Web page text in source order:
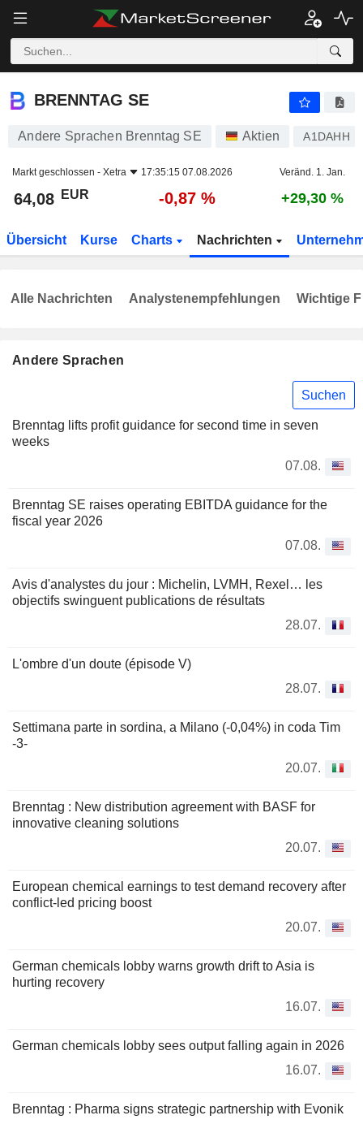
BRENNTAG SE
BRENNTAG SE
Andere Sprachen Brenntag SE Aktien A1DAHH
Markt geschlossen - Xetra 17:35:15 07.08.2026 Veränd. 1. Jan.
64,08 EUR -0,87 % +29,30 %
Übersicht Kurse Charts Nachrichten
Andere Sprachen
Suchen
Brenntag lifts profit guidance for second time in seven
weeks
07.08.
Brenntag SE raises operating EBITDA guidance for the
fiscal year 2026
07.08.
Avis d'analystes du jour : Michelin, LVMH, Rexel… les
objectifs swinguent publications de résultats
28.07.
L'ombre d'un doute (épisode V)
28.07.
Settimana parte in sordina, a Milano (-0,04%) in coda Tim
-3-
20.07.
Brenntag : New distribution agreement with BASF for
innovative cleaning solutions
20.07.
European chemical earnings to test demand recovery after
conflict-led pricing boost
20.07.
German chemicals lobby warns growth drift to Asia is
hurting recovery
16.07.
German chemicals lobby sees output falling again in 2026
16.07.
Brenntag : Pharma signs strategic partnership with Evonik
Alle Nachrichten Analystenempfehlungen Wichtige